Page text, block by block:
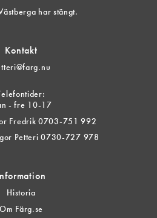
har stängt.
Kontakt
- fre 10-17
Fredrik 0703-751 992
Petteri 0730-727 978
Historia
Om Färg.se